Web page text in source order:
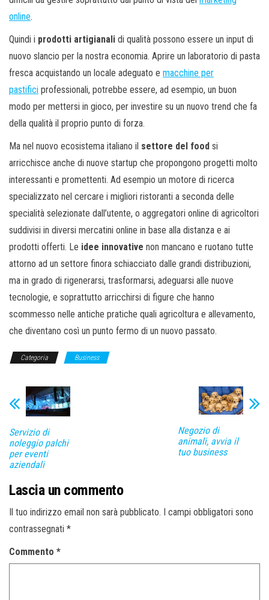
online.
Quindi i prodotti artigianali di qualità possono essere un input di
nuovo slancio per la nostra economia. Aprire un laboratorio di pasta
fresca acquistando un locale adeguato e macchine per
pastifici professionali, potrebbe essere, ad esempio, un buon
modo per mettersi in gioco, per investire su un nuovo trend che fa
della qualità il proprio punto di forza.
Ma nel nuovo ecosistema italiano il settore del food si
arricchisce anche di nuove startup che propongono progetti molto
interessanti e promettenti. Ad esempio un motore di ricerca
specializzato nel cercare i migliori ristoranti a seconda delle
specialità selezionate dall’utente, o aggregatori online di agricoltori
suddivisi in diversi mercatini online in base alla distanza e ai
prodotti offerti. Le idee innovative non mancano e ruotano tutte
attorno ad un settore finora schiacciato dalle grandi distribuzioni,
ma in grado di rigenerarsi, trasformarsi, adeguarsi alle nuove
tecnologie, e soprattutto arricchirsi di figure che hanno
scommesso nelle antiche pratiche quali agricoltura e allevamento,
che diventano così un punto fermo di un nuovo passato.
Categoria Business
Servizio di
noleggio palchi
per eventi
aziendali
Negozio di
animali, avvia il
tuo business
Lascia un commento
Il tuo indirizzo email non sarà pubblicato. I campi obbligatori sono
contrassegnati *
Commento *